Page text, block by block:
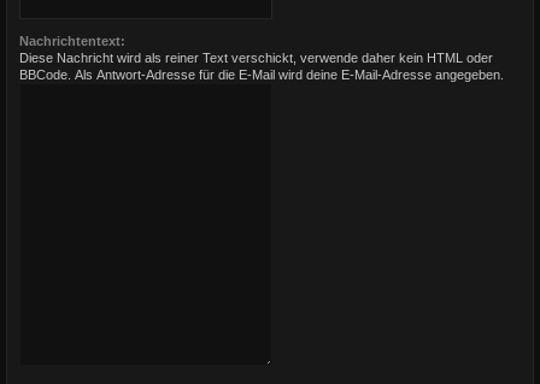
Nachrichtentext:
Diese Nachricht wird als reiner Text verschickt, verwende daher kein HTML oder
BBCode. Als Antwort-Adresse für die E-Mail wird deine E-Mail-Adresse angegeben.